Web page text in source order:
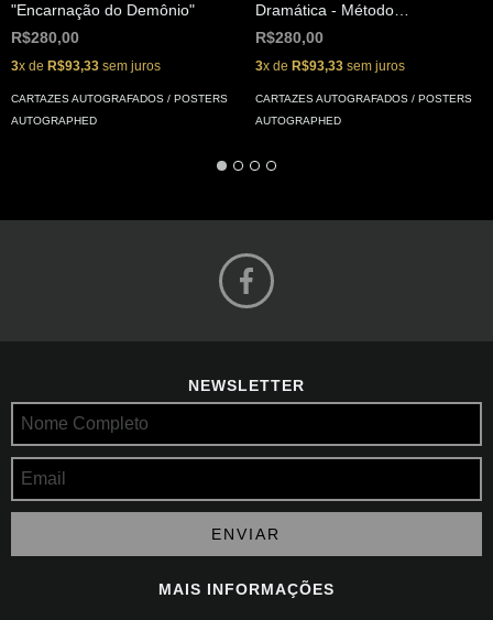
"Encarnação do Demônio"
R$280,00
3x de R$93,33 sem juros
CARTAZES AUTOGRAFADOS / POSTERS
AUTOGRAPHED
Dramática - Método
"Mojiqueano"
R$280,00
3x de R$93,33sem juros
CARTAZES AUTOGRAFADOS / POSTERS
AUTOGRAPHED
NEWSLETTER
MAIS INFORMAÇÕES